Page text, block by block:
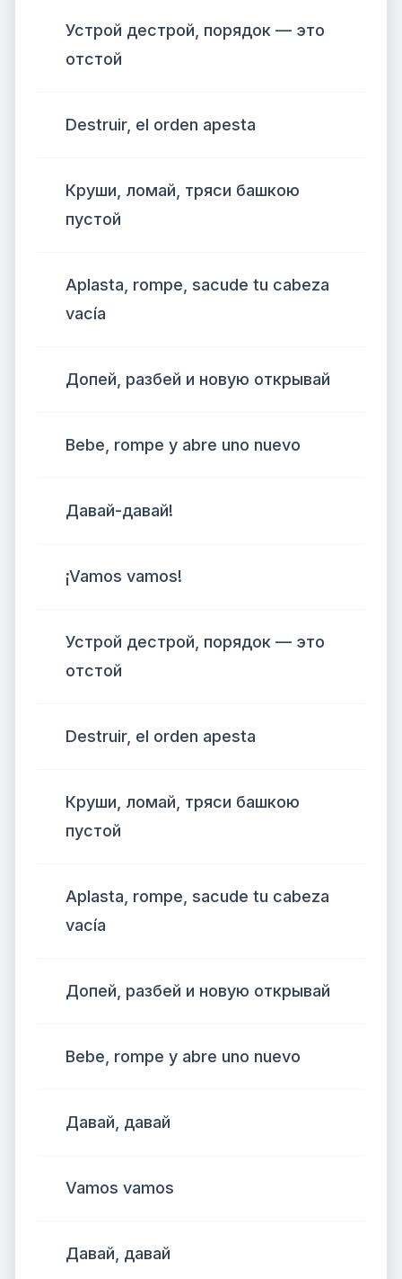
Устрой дестрой, порядок — это
отстой
Destruir, el orden apesta
Круши, ломай, тряси башкою
пустой
Aplasta, rompe, sacude tu cabeza
vacía
Допей, разбей и новую открывай
Bebe, rompe y abre uno nuevo
Давай-давай!
¡Vamos vamos!
Устрой дестрой, порядок — это
отстой
Destruir, el orden apesta
Круши, ломай, тряси башкою
пустой
Aplasta, rompe, sacude tu cabeza
vacía
Допей, разбей и новую открывай
Bebe, rompe y abre uno nuevo
Давай, давай
Vamos vamos
Давай, давай